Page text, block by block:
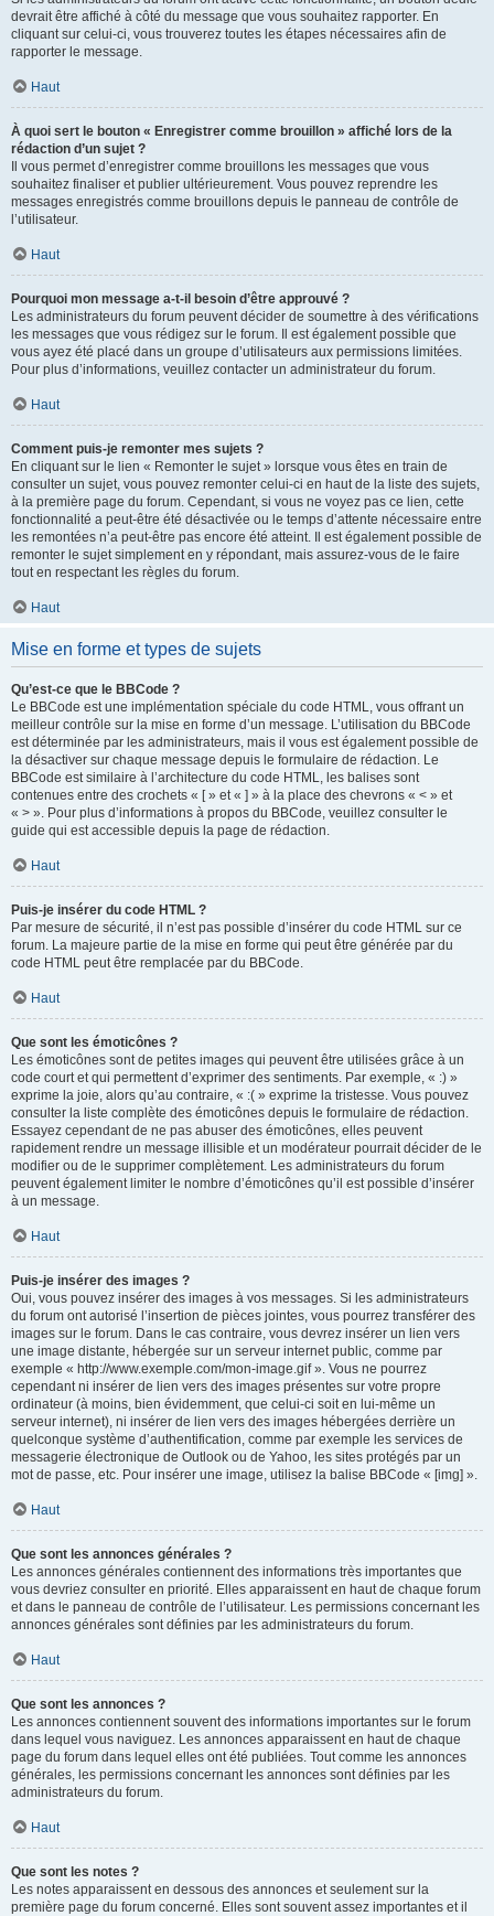
devrait être affiché à côté du message que vous souhaitez rapporter. En
cliquant sur celui-ci, vous trouverez toutes les étapes nécessaires afin de
rapporter le message.
Haut
À quoi sert le bouton « Enregistrer comme brouillon » affiché lors de la
rédaction d’un sujet ?
Il vous permet d’enregistrer comme brouillons les messages que vous
souhaitez finaliser et publier ultérieurement. Vous pouvez reprendre les
messages enregistrés comme brouillons depuis le panneau de contrôle de
l’utilisateur.
Haut
Pourquoi mon message a-t-il besoin d’être approuvé ?
Les administrateurs du forum peuvent décider de soumettre à des vérifications
les messages que vous rédigez sur le forum. Il est également possible que
vous ayez été placé dans un groupe d’utilisateurs aux permissions limitées.
Pour plus d’informations, veuillez contacter un administrateur du forum.
Haut
Comment puis-je remonter mes sujets ?
En cliquant sur le lien « Remonter le sujet » lorsque vous êtes en train de
consulter un sujet, vous pouvez remonter celui-ci en haut de la liste des sujets,
à la première page du forum. Cependant, si vous ne voyez pas ce lien, cette
fonctionnalité a peut-être été désactivée ou le temps d’attente nécessaire entre
les remontées n’a peut-être pas encore été atteint. Il est également possible de
remonter le sujet simplement en y répondant, mais assurez-vous de le faire
tout en respectant les règles du forum.
Haut
Mise en forme et types de sujets
Qu’est-ce que le BBCode ?
Le BBCode est une implémentation spéciale du code HTML, vous offrant un
meilleur contrôle sur la mise en forme d’un message. L’utilisation du BBCode
est déterminée par les administrateurs, mais il vous est également possible de
la désactiver sur chaque message depuis le formulaire de rédaction. Le
BBCode est similaire à l’architecture du code HTML, les balises sont
contenues entre des crochets « [ » et « ] » à la place des chevrons « < » et
« > ». Pour plus d’informations à propos du BBCode, veuillez consulter le
guide qui est accessible depuis la page de rédaction.
Haut
Puis-je insérer du code HTML ?
Par mesure de sécurité, il n’est pas possible d’insérer du code HTML sur ce
forum. La majeure partie de la mise en forme qui peut être générée par du
code HTML peut être remplacée par du BBCode.
Haut
Que sont les émoticônes ?
Les émoticônes sont de petites images qui peuvent être utilisées grâce à un
code court et qui permettent d’exprimer des sentiments. Par exemple, « :) »
exprime la joie, alors qu’au contraire, « :( » exprime la tristesse. Vous pouvez
consulter la liste complète des émoticônes depuis le formulaire de rédaction.
Essayez cependant de ne pas abuser des émoticônes, elles peuvent
rapidement rendre un message illisible et un modérateur pourrait décider de le
modifier ou de le supprimer complètement. Les administrateurs du forum
peuvent également limiter le nombre d’émoticônes qu’il est possible d’insérer
à un message.
Haut
Puis-je insérer des images ?
Oui, vous pouvez insérer des images à vos messages. Si les administrateurs
du forum ont autorisé l’insertion de pièces jointes, vous pourrez transférer des
images sur le forum. Dans le cas contraire, vous devrez insérer un lien vers
une image distante, hébergée sur un serveur internet public, comme par
exemple « http://www.exemple.com/mon-image.gif ». Vous ne pourrez
cependant ni insérer de lien vers des images présentes sur votre propre
ordinateur (à moins, bien évidemment, que celui-ci soit en lui-même un
serveur internet), ni insérer de lien vers des images hébergées derrière un
quelconque système d’authentification, comme par exemple les services de
messagerie électronique de Outlook ou de Yahoo, les sites protégés par un
mot de passe, etc. Pour insérer une image, utilisez la balise BBCode « [img] ».
Haut
Que sont les annonces générales ?
Les annonces générales contiennent des informations très importantes que
vous devriez consulter en priorité. Elles apparaissent en haut de chaque forum
et dans le panneau de contrôle de l’utilisateur. Les permissions concernant les
annonces générales sont définies par les administrateurs du forum.
Haut
Que sont les annonces ?
Les annonces contiennent souvent des informations importantes sur le forum
dans lequel vous naviguez. Les annonces apparaissent en haut de chaque
page du forum dans lequel elles ont été publiées. Tout comme les annonces
générales, les permissions concernant les annonces sont définies par les
administrateurs du forum.
Haut
Que sont les notes ?
Les notes apparaissent en dessous des annonces et seulement sur la
première page du forum concerné. Elles sont souvent assez importantes et il